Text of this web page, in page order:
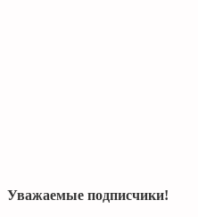
Уважаемые подписчики!